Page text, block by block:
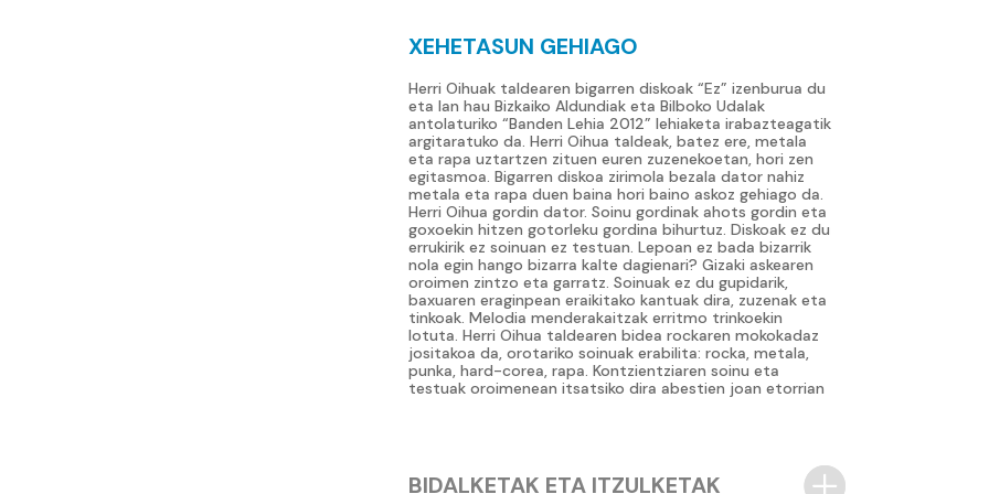
XEHETASUN GEHIAGO
Herri Oihuak taldearen bigarren diskoak “Ez” izenburua du
eta lan hau Bizkaiko Aldundiak eta Bilboko Udalak
antolaturiko “Banden Lehia 2012” lehiaketa irabazteagatik
argitaratuko da. Herri Oihua taldeak, batez ere, metala
eta rapa uztartzen zituen euren zuzenekoetan, hori zen
egitasmoa. Bigarren diskoa zirimola bezala dator nahiz
metala eta rapa duen baina hori baino askoz gehiago da.
Herri Oihua gordin dator. Soinu gordinak ahots gordin eta
goxoekin hitzen gotorleku gordina bihurtuz. Diskoak ez du
errukirik ez soinuan ez testuan. Lepoan ez bada bizarrik
nola egin hango bizarra kalte dagienari? Gizaki askearen
oroimen zintzo eta garratz. Soinuak ez du gupidarik,
baxuaren eraginpean eraikitako kantuak dira, zuzenak eta
tinkoak. Melodia menderakaitzak erritmo trinkoekin
lotuta. Herri Oihua taldearen bidea rockaren mokokadaz
jositakoa da, orotariko soinuak erabilita: rocka, metala,
punka, hard-corea, rapa. Kontzientziaren soinu eta
testuak oroimenean itsatsiko dira abestien joan etorrian
BIDALKETAK ETA ITZULKETAK